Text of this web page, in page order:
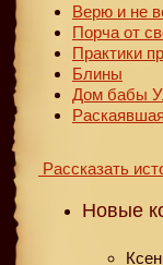
Верю и не
Порча от
Практики
Блины
Дом бабы
Рассказать
Новые